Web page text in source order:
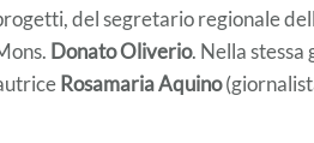
del segretario regionale
Donato Oliverio. Nella stessa
Rosamaria Aquino